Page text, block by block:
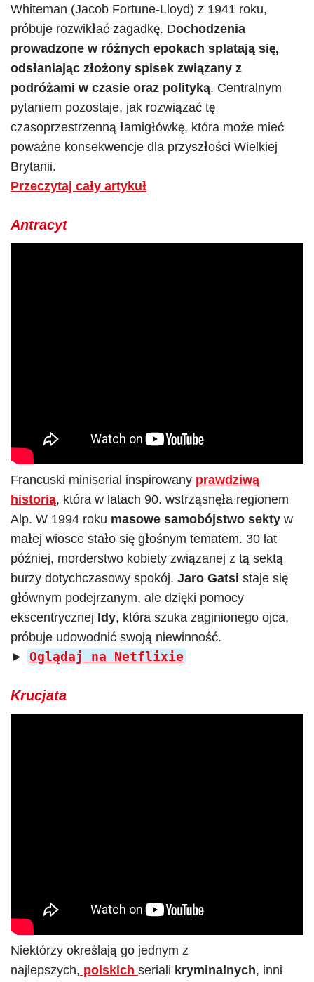
Whiteman (Jacob Fortune-Lloyd) z 1941 roku,
próbuje rozwikłać zagadkę. Dochodzenia
prowadzone w różnych epokach splatają się,
odsłaniając złożony spisek związany z
podróżami w czasie oraz polityką. Centralnym
pytaniem pozostaje, jak rozwiązać tę
czasoprzestrzenną łamigłówkę, która może mieć
poważne konsekwencje dla przyszłości Wielkiej
Brytanii.
Przeczytaj cały artykuł
Antracyt
Francuski miniserial inspirowany prawdziwą
historią, która w latach 90. wstrząsnęła regionem
Alp. W 1994 roku masowe samobójstwo sekty w
małej wiosce stało się głośnym tematem. 30 lat
później, morderstwo kobiety związanej z tą sektą
burzy dotychczasowy spokój. Jaro Gatsi staje się
głównym podejrzanym, ale dzięki pomocy
ekscentrycznej Idy, która szuka zaginionego ojca,
próbuje udowodnić swoją niewinność.
►
Oglądaj na Netflixie
Krucjata
Niektórzy określają go jednym z
najlepszych, polskich seriali kryminalnych, inni